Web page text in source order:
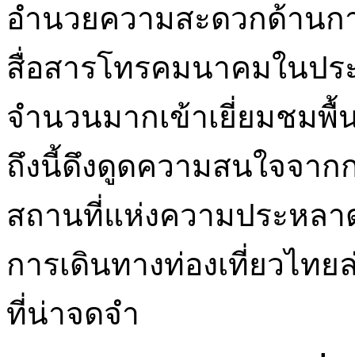
อำนวยความสะดวกด้าน
สื่อสารโทรคมนาคมในปร
จำนวนมากเข้าเยี่ยมชมพื้
ถึงนี้ดึงดูดความสนใจจา
สถานที่แห่งความประหล
การเดินทางท่องเที่ยวไท
ที่น่าจดจำ